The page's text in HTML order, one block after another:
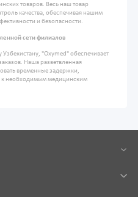
товаров. Весь наш товар
качества, обеспечивая нашим
и безопасности.
сети филиалов
"Oxymed" обеспечивает
Наша разветвленная
временные задержки,
к необходимым медицинским